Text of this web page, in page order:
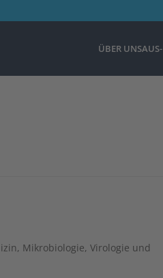
ÜBER UNS
Mikrobiologie, Virologie und